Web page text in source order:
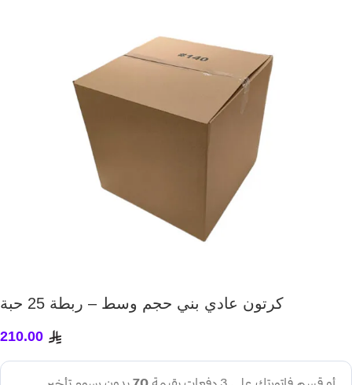
كرتون عادي بني حجم وسط – ربطة 25 حبة
210.00